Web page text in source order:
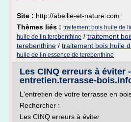
Site : http://abeille-et-nature.com
Thèmes liés : traitement bois huile de
huile de lin terebenthine / traitement
terebenthine / traitement bois huile
huile de lin essence de terebenthine
Les CINQ erreurs à éviter -
entretien.terrasse-
L'entretien de votre terrasse en
Rechercher :
Les CINQ erreurs à éviter